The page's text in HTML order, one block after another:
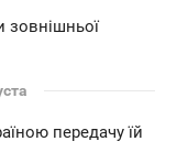
зовнішньої
передачу їй